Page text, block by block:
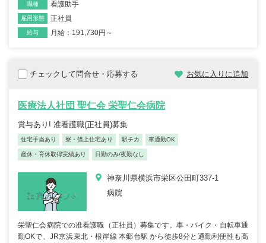
職種 看護助手
雇用形態 正社員
給与 月給：191,730円～
チェックして問合せ・応募する お気に入りに追加
医療法人社団 聖仁会 栄聖仁会病院
賞与あり! 准看護職(正社員)募集
住宅手当あり 寮・借上住宅あり 駅チカ 車通勤OK
産休・育休取得実績あり 日勤のみ/夜勤なし
神奈川県横浜市栄区公田町337-1
病院
栄聖仁会病院での准看護職（正社員）募集です。車・バイク・自転車通
勤OKで、JR京浜東北・根岸線 本郷台駅 から徒歩8分と通勤利便性も高